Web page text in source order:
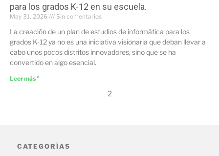
para los grados K-12 en su escuela.
May 31, 2026 Sin comentarios
La creación de un plan de estudios de informática para los
grados K-12 ya no es una iniciativa visionaria que deban llevar a
cabo unos pocos distritos innovadores, sino que se ha
convertido en algo esencial.
Leer más "
2
CATEGORÍAS